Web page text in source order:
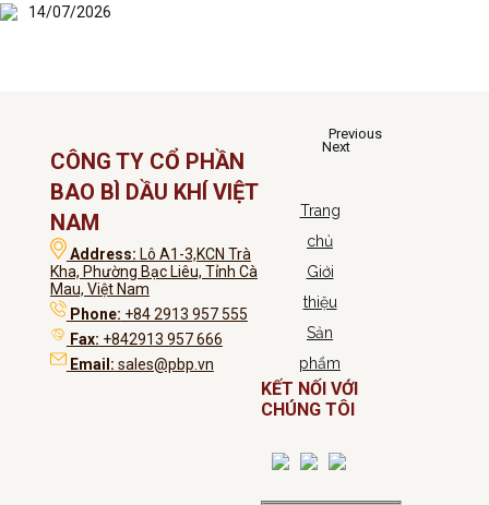
Previous
Next
14/07/2026
CÔNG TY CỔ PHẦN
BAO BÌ DẦU KHÍ VIỆT
NAM
Address: Lô A1-3,KCN Trà
Kha, Phường Bạc Liêu, Tỉnh Cà
Mau, Việt Nam
Phone: +84 2913 957 555
Fax: +842913 957 666
Email: sales@pbp.vn
Trang
chủ
Giới
thiệu
Sản
phẩm
KẾT NỐI VỚI
CHÚNG TÔI